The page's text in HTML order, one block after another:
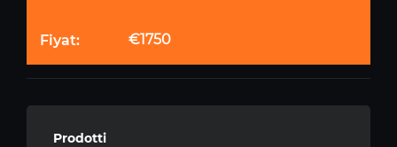
€1750
Prodotti